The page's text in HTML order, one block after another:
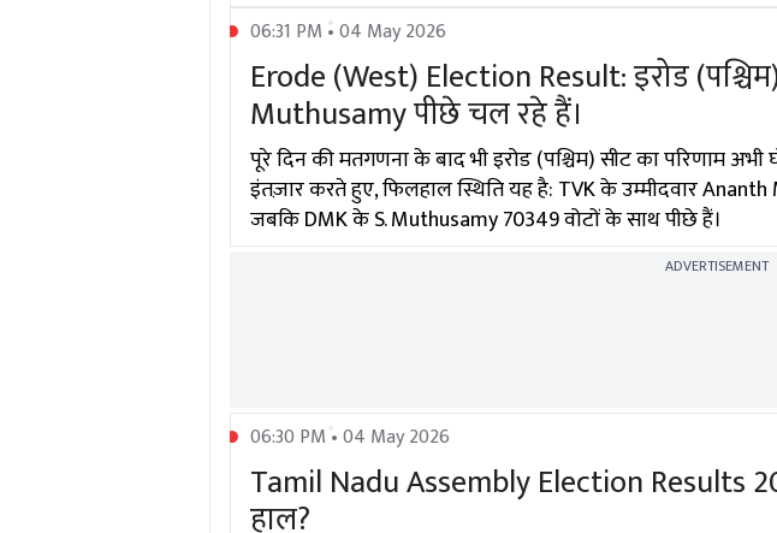
06:31 PM • 04 May 2026
Erode (West) Election Result: इरोड
Muthusamy पीछे चल रहे हैं।
पूरे दिन की मतगणना के बाद भी इरोड (पश्चिम) सीट का परिणाम
इंतज़ार करते हुए, फिलहाल स्थिति यह है: TVK के उम्मीदवार
जबकि DMK के S. Muthusamy 70349 वोटों के साथ पीछे हैं।
ADVERTISEMENT
06:30 PM • 04 May 2026
Tamil Nadu Assembly Election Results
हाल?